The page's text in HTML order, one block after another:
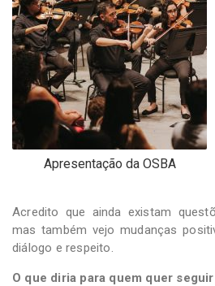
Apresentação da OSBA
Acredito que ainda existam
mas também vejo mudanças
diálogo e respeito.
O que diria para quem quer